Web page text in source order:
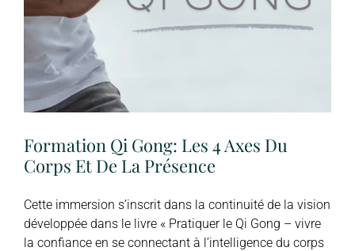
Formation Qi Gong: Les 4 Axes Du
Corps Et De La Présence
Cette immersion s’inscrit dans la continuité de la vision
développée dans le livre « Pratiquer le Qi Gong – vivre
la confiance en se connectant à l’intelligence du corps